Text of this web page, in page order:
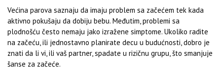
Većina parova saznaju da imaju problem sa začećem tek kada
aktivno pokušaju da dobiju bebu. Međutim, problemi sa
plodnošću često nemaju jako izražene simptome. Ukoliko radite
na začeću, ili jednostavno planirate decu u budućnosti, dobro je
znati da li vi, ili vaš partner, spadate u rizičnu grupu, što smanjuje
šanse za začeće.